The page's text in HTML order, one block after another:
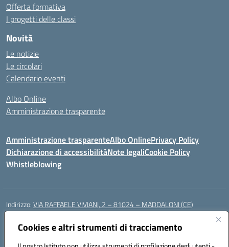
Cookies e altri strumenti di tracciamento
Offerta formativa
I progetti delle classi
Novità
Le notizie
Le circolari
Calendario eventi
Albo Online
Amministrazione trasparente
Amministrazione trasparenteAlbo OnlinePrivacy Policy
Dichiarazione di accessibilitàNote legaliCookie Policy
Whistleblowing
Indirizzo:VIA RAFFAELE VIVIANI, 2 – 81024 – MADDALONI (CE)
Centralino:
Posta elettronica certificata (PEC):ceic8av00r@pec.istruzione.it
Codice fiscale: 93086020612